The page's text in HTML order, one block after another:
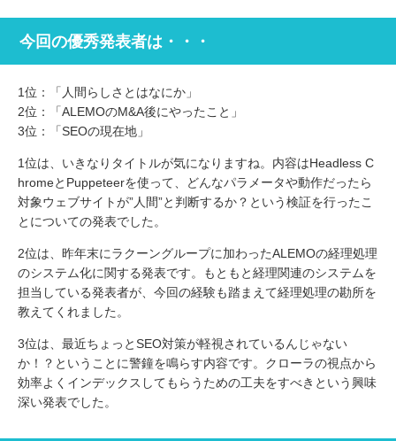
今回の優秀発表者は・・・
1位：「人間らしさとはなにか」
2位：「ALEMOのM&A後にやったこと」
3位：「SEOの現在地」
1位は、いきなりタイトルが気になりますね。内容はHeadless C
hromeとPuppeteerを使って、どんなパラメータや動作だったら
対象ウェブサイトが”人間”と判断するか？という検証を行ったこ
とについての発表でした。
2位は、昨年末にラクーングループに加わったALEMOの経理処理
のシステム化に関する発表です。もともと経理関連のシステムを
担当している発表者が、今回の経験も踏まえて経理処理の勘所を
教えてくれました。
3位は、最近ちょっとSEO対策が軽視されているんじゃない
か！？ということに警鐘を鳴らす内容です。クローラの視点から
効率よくインデックスしてもらうための工夫をすべきという興味
深い発表でした。